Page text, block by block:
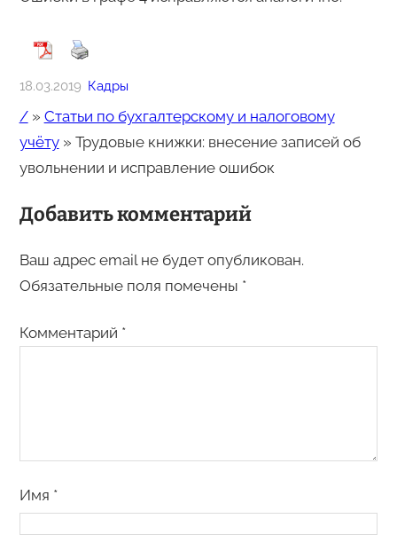
18.03.2019 Кадры
/» Статьи по бухгалтерскому и налоговому
учёту» Трудовые книжки: внесение записей об
увольнении и исправление ошибок
Добавить комментарий
Ваш адрес email не будет опубликован.
Обязательные поля помечены *
Комментарий *
Имя *